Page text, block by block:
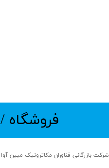
​​​فروشگاه / Store
شرکت بازرگانی فناوران مکاترونیک مبین آوا